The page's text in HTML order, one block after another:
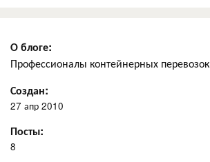
О блоге:
Профессионалы контейнерных перевозок
Создан:
27 апр 2010
Посты:
8